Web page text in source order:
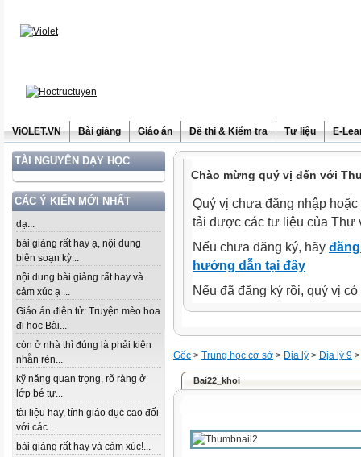
ViOLET.VN Bài giảng Giáo án Đề thi & Kiểm tra Tư liệu E-
TÀI NGUYÊN DẠY HỌC
CÁC Ý KIẾN MỚI NHẤT
dạ...
bài giảng rất hay ạ, nội dung
biên soạn kỳ...
nội dung bài giảng rất hay và
cảm xúc ạ ...
Giáo án điện tử: Truyện mèo hoa
đi học Bài...
còn ở nhà thì đúng là phải kiên
nhẫn rèn...
kỹ năng quan trọng, rõ ràng ở
lớp bé tự...
tài liệu hay, tính giáo dục cao đối
với các...
bài giảng rất hay và cảm xúc!...
Chào mừng quý vị đến với
Quý vị chưa đăng nhập
tải được các tư liệu của Thư
Nếu chưa đăng ký, hãy
hướng dẫn tại đây
Nếu đã đăng ký rồi, quý vị
Gốc > Trung học cơ sở > Địa lý > Địa lý 9 >
Bai22_khoi